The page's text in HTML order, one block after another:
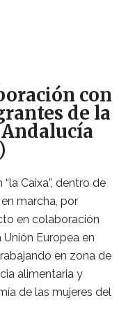
con
de la
Caixa”, dentro de
marcha, por
en colaboración
Europea en
en zona de
alimentaria y
de las mujeres del